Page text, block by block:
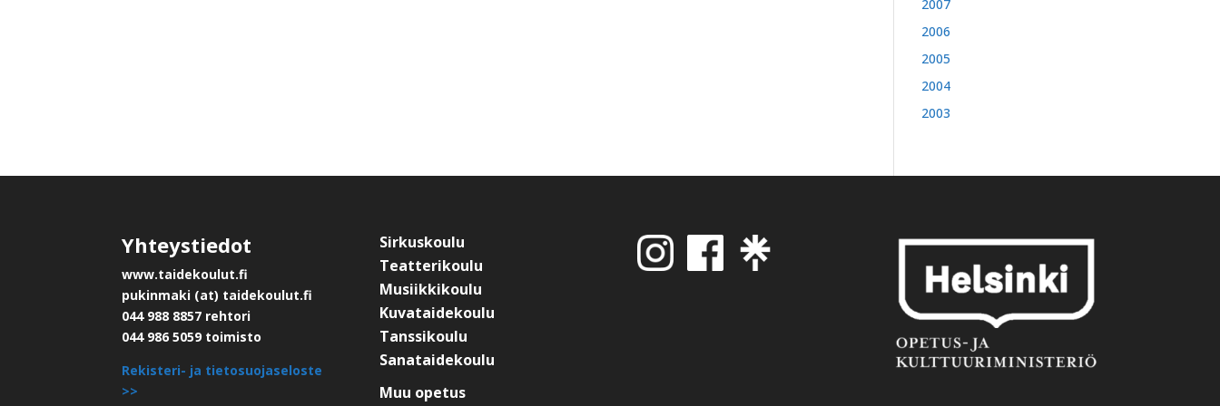
2007
2006
2005
2004
2003
Yhteystiedot
www.taidekoulut.fi
pukinmaki (at) taidekoulut.fi
044 988 8857 rehtori
044 986 5059 toimisto
Rekisteri- ja tietosuojaseloste
>>
Sirkuskoulu
Teatterikoulu
Musiikkikoulu
Kuvataidekoulu
Tanssikoulu
Sanataidekoulu
Muu opetus